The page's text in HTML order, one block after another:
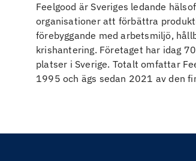
Feelgood är Sveriges ledande
organisationer att förbättra
förebyggande med arbetsmiljö,
krishantering. Företaget har idag
platser i Sverige. Totalt omfattar
1995 och ägs sedan 2021 av den